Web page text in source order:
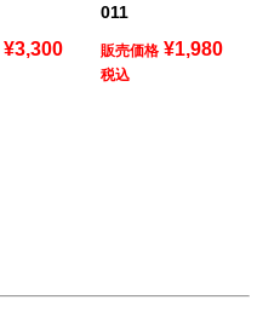
¥3,300
011
販売価格 ¥1,980
税込